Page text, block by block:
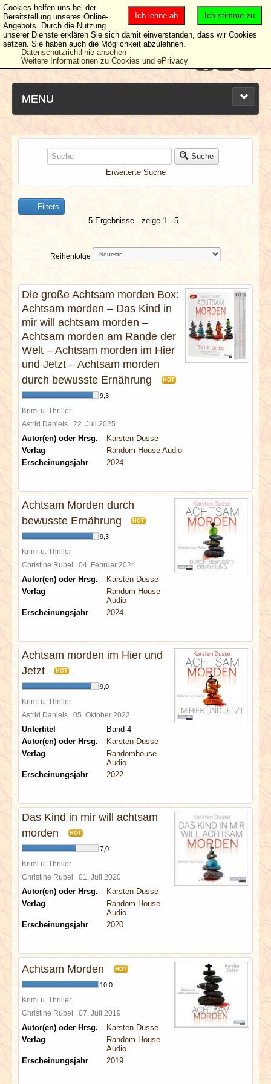
MENU
NEUESTE ARTIKEL
NEWS & DATES
BERICHTE
VERLOSUNGEN
SPECIALS
REDAKTION
Suche
Erweiterte Suche
Filters
5 Ergebnisse - zeige 1 - 5
Reihenfolge
Die große Achtsam morden Box:
Achtsam morden – Das Kind in
mir will achtsam morden –
Achtsam morden am Rande der
Welt – Achtsam morden im Hier
und Jetzt – Achtsam morden
durch bewusste Ernährung
HOT
9,3
Krimi u. Thriller
Astrid Daniels 22. Juli 2025
Autor(en) oder Hrsg.
Karsten Dusse
Verlag
Random House Audio
Erscheinungsjahr
2024
Achtsam Morden durch
bewusste Ernährung
HOT
9,3
Krimi u. Thriller
Christine Rubel 04. Februar 2024
Autor(en) oder Hrsg.
Karsten Dusse
Verlag
Random House
Audio
Erscheinungsjahr
2024
Achtsam morden im Hier und
Jetzt
HOT
9,0
Krimi u. Thriller
Astrid Daniels 05. Oktober 2022
Untertitel
Band 4
Autor(en) oder Hrsg.
Karsten Dusse
Verlag
Randomhouse
Audio
Erscheinungsjahr
2022
Das Kind in mir will achtsam
morden
HOT
7,0
Krimi u. Thriller
Christine Rubel 01. Juli 2020
Autor(en) oder Hrsg.
Karsten Dusse
Verlag
Random House
Audio
Erscheinungsjahr
2020
Achtsam Morden HOT
10,0
Krimi u. Thriller
Christine Rubel 07. Juli 2019
Autor(en) oder Hrsg.
Karsten Dusse
Verlag
Random House
Audio
Erscheinungsjahr
2019
Ich stimme zu
Ich lehne ab
Cookies helfen uns bei der
Bereitstellung unseres Online-
Angebots. Durch die Nutzung
unserer Dienste erklären Sie sich damit einverstanden, dass wir Cookies
setzen. Sie haben auch die Möglichkeit abzulehnen.
Datenschutzrichtlinie ansehen
Weitere Informationen zu Cookies und ePrivacy